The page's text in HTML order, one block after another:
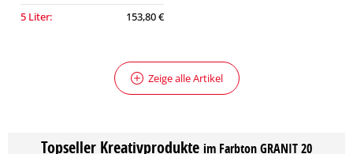
5 Liter:
153,80 €
Zeige alle Artikel
Topseller Kreativprodukte im Farbton GRANIT 20